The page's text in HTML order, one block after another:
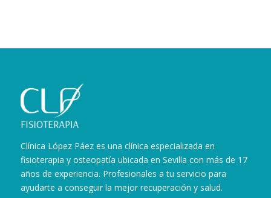
Clínica López Páez es una clínica especializada en
fisioterapia y osteopatía ubicada en Sevilla con más de 17
años de experiencia. Profesionales a tu servicio para
ayudarte a conseguir la mejor recuperación y salud.